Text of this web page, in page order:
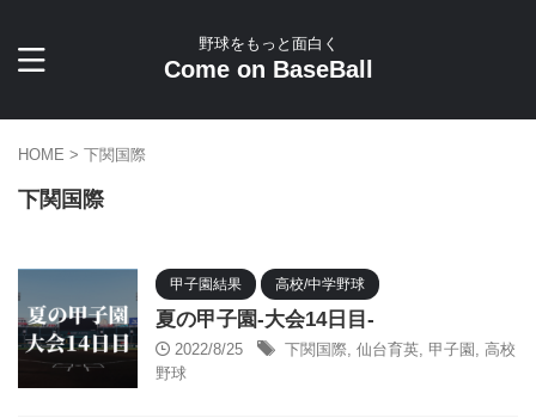
野球をもっと面白く
Come on BaseBall
HOME > 下関国際
下関国際
甲子園結果 高校/中学野球
夏の甲子園-大会14日目-
2022/8/25 下関国際, 仙台育英, 甲子園 , 高校
野球